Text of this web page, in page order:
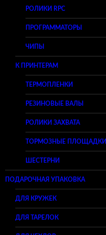
РОЛИКИ RPC
ПРОГРАММАТОРЫ
ЧИПЫ
К ПРИНТЕРАМ
ТЕРМОПЛЕНКИ
РЕЗИНОВЫЕ ВАЛЫ
РОЛИКИ ЗАХВАТА
ТОРМОЗНЫЕ ПЛОЩАДКИ
ШЕСТЕРНИ
ПОДАРОЧНАЯ УПАКОВКА
ДЛЯ КРУЖЕК
ДЛЯ ТАРЕЛОК